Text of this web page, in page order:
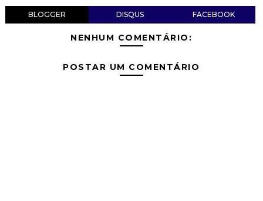
BLOGGER DISQUS FACEBOOK
NENHUM COMENTÁRIO:
POSTAR UM COMENTÁRIO